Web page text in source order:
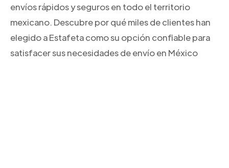
envíos rápidos y seguros en todo el territorio
mexicano. Descubre por qué miles de clientes han
elegido a Estafeta como su opción confiable para
satisfacer sus necesidades de envío en México